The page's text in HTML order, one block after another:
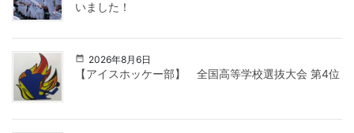
いました！
2026年8月6日
【アイスホッケー部】 全国高等学校選抜大会 第4位